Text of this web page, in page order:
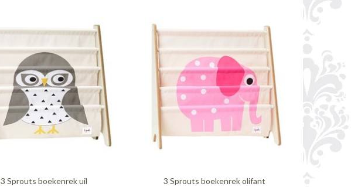
3 Sprouts boekenrek uil 3 Sprouts boekenrek olifant